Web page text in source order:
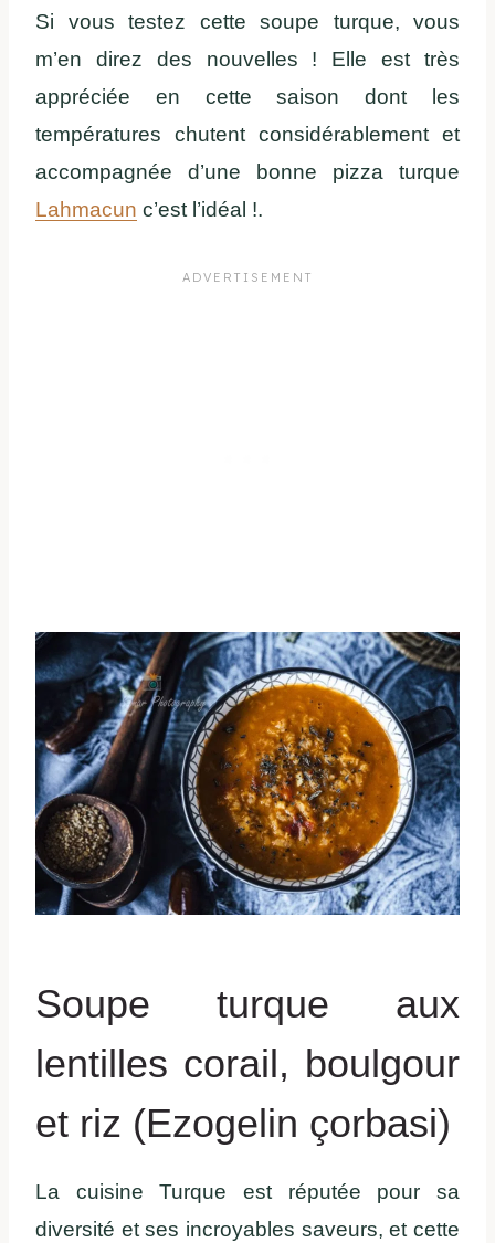
Si vous testez cette soupe turque, vous
m’en direz des nouvelles ! Elle est très
appréciée en cette saison dont les
températures chutent considérablement et
accompagnée d’une bonne pizza turque
Lahmacun c’est l’idéal !.
Soupe turque aux
lentilles corail, boulgour
et riz (Ezogelin çorbasi)
La cuisine Turque est réputée pour sa
diversité et ses incroyables saveurs, et cette